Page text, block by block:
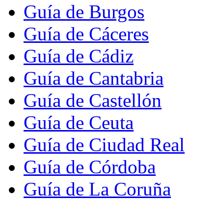
Guía de Burgos
Guía de Cáceres
Guía de Cádiz
Guía de Cantabria
Guía de Castellón
Guía de Ceuta
Guía de Ciudad Real
Guía de Córdoba
Guía de La Coruña